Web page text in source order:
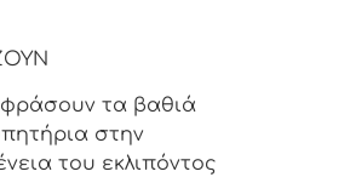
τα βαθιά
στην
του εκλιπόντος